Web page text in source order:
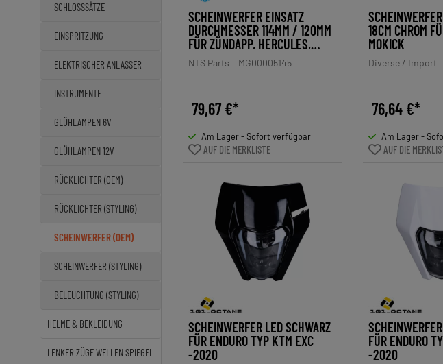
SCHLOSSSÄTZE
EINSPRITZUNG
ELEKTRISCHER ANLASSER
INSTRUMENTE
GLÜHLAMPEN 6V
GLÜHLAMPEN 12V
RÜCKLICHTER (OEM)
RÜCKLICHTER (STYLING)
SCHEINWERFER (OEM)
SCHEINWERFER (STYLING)
BELEUCHTUNG (STYLING)
HELME & BEKLEIDUNG
LENKER ZÜGE WELLEN SPIEGEL
SCHEINWERFER EINSATZ
DURCHMESSER 114MM / 120MM
FÜR ZÜNDAPP, HERCULES,
KREIDLER, PUCH
NTS Parts MG00005145
79,67 €*
Am Lager - Sofort verfügbar
AUF DIE MERKLISTE
18CM CHROM
MOKICK
Diverse / Import
76,64 €*
Am Lager -
AUF DIE
SCHEINWERFER LED SCHWARZ
FÜR ENDURO TYP KTM EXC
-2020
SCHEINWERFER
ÜR ENDURO
2020